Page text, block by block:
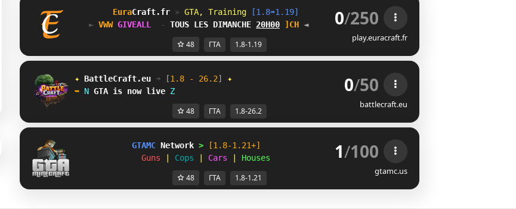
EuraCraft.fr » GTA, Training
[1.8➠1.19]
► U_S GIVEALL - TOUS LES DIMANCHE 20H00 H\J ◄ 0/250
play.euracraft.fr
48 ГТА 1.8-1.19
✦ BattleCraft.eu ➜ [1.8 - 26.2]
✦
➥ \ GTA is now live F 0/50
battlecraft.eu
48 ГТА 1.8-26.2
GTAMC Network >
[1.8-1.21+]
Guns
Cops Cars Houses 1/100
gtamc.us
48 ГТА 1.8-1.21